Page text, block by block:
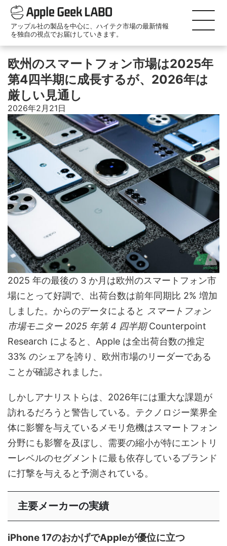
アップル社の製品を中心に、ハイテク市場の最新情報
を独自の視点でお届けしていきます。
欧州のスマートフォン市場は2025年
第4四半期に成長するが、2026年は
厳しい見通し
2026年2月21日
2025 年の最後の 3 か月は欧州のスマートフォン市
場にとって好調で、出荷台数は前年同期比 2% 増加
しました。からのデータによると スマートフォン
市場モニター 2025 年第 4 四半期Counterpoint
Research によると、Apple は全出荷台数の推定
33% のシェアを誇り、欧州市場のリーダーである
ことが確認されました。
しかしアナリストらは、2026年には重大な課題が
訪れるだろうと警告している。テクノロジー業界全
体に影響を与えているメモリ危機はスマートフォン
分野にも影響を及ぼし、需要の縮小が特にエントリ
ーレベルのセグメントに最も依存しているブランド
に打撃を与えると予測されている。
主要メーカーの実績
iPhone 17のおかげでAppleが優位に立つ